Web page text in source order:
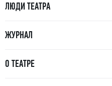
ЛЮДИ ТЕАТРА
ЖУРНАЛ
О ТЕАТРЕ